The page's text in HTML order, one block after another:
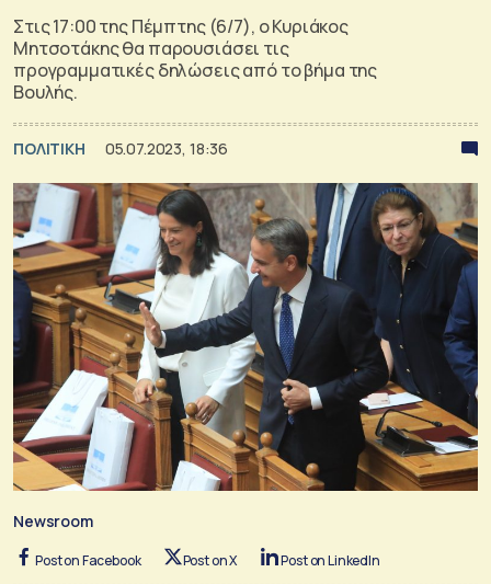
Στις 17:00 της Πέμπτης (6/7), ο Κυριάκος
Μητσοτάκης θα παρουσιάσει τις
προγραμματικές δηλώσεις από το βήμα της
Βουλής.
ΠΟΛΙΤΙΚΗ 05.07.2023, 18:36
Newsroom
Post on Facebook Post on X Post on LinkedIn